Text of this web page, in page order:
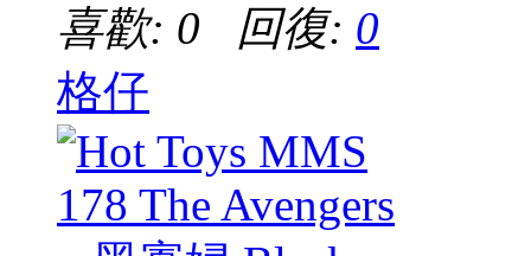
喜歡: 0 回復: 0
格仔